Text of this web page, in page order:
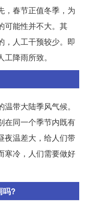
，春节正值冬季，为
可能性并不大。其
，人工干预较少。即
降雨所致。
带大陆季风气候。
在同一个季节内既有
夜温差大，给人们带
寒冷，人们需要做好
吗?